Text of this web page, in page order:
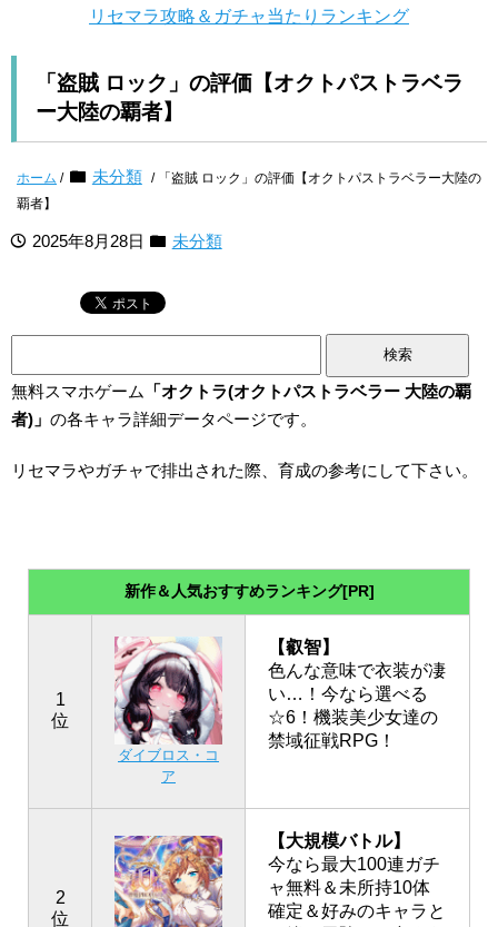
リセマラ攻略＆ガチャ当たりランキング
「盗賊 ロック」の評価【オクトパストラベラ
ー大陸の覇者】
ホーム / 未分類 / 「盗賊 ロック」の評価【オクトパストラベラー大陸の
覇者】
2025年8月28日 未分類
無料スマホゲーム
「オクトラ(オクトパストラベラー 大陸の覇
者)」 の各キャラ詳細データページです。
リセマラやガチャで排出された際、育成の参考にして下さい。
新作＆人気おすすめランキング[PR]
1
位
ダイブロス・コ
ア
【叡智】
色んな意味で衣装が凄
い…！今なら選べる
☆6！機装美少女達の
禁域征戦RPG！
2
位
【大規模バトル】
今なら最大100連ガチ
ャ無料＆未所持10体
確定＆好みのキャラと